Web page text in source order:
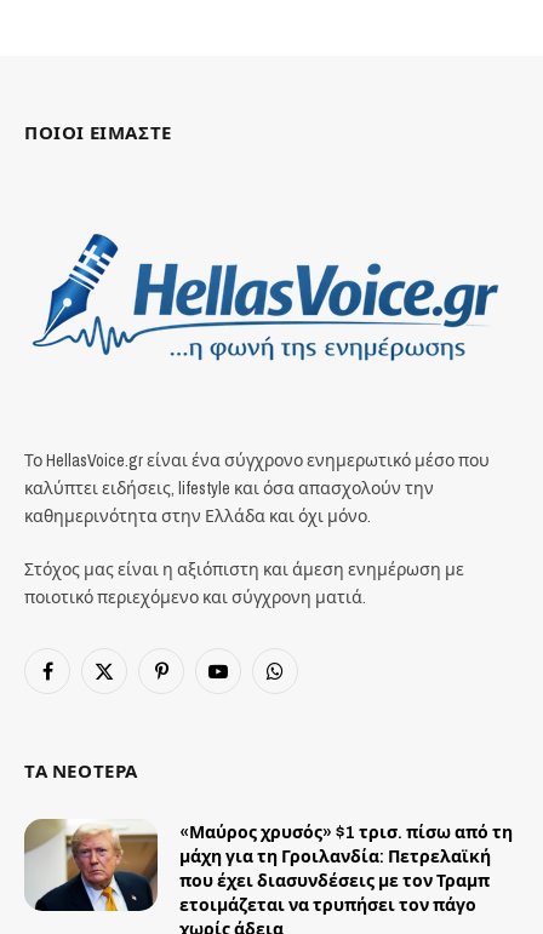
ΠΟΙΟΙ ΕΙΜΑΣΤΕ
Το HellasVoice.gr είναι ένα σύγχρονο ενημερωτικό μέσο που
καλύπτει ειδήσεις, lifestyle και όσα απασχολούν την
καθημερινότητα στην Ελλάδα και όχι μόνο.
Στόχος μας είναι η αξιόπιστη και άμεση ενημέρωση με
ποιοτικό περιεχόμενο και σύγχρονη ματιά.
Facebook
X
PinterestYouTubeWhatsApp
ΤΑ ΝΕΟΤΕΡΑ
«Μαύρος χρυσός» $1 τρισ. πίσω από τη
μάχη για τη Γροιλανδία: Πετρελαϊκή
που έχει διασυνδέσεις με τον Τραμπ
ετοιμάζεται να τρυπήσει τον πάγο
χωρίς άδεια